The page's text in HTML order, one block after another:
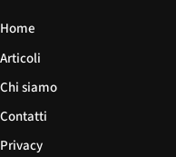
Home
Articoli
Chi siamo
Contatti
Privacy